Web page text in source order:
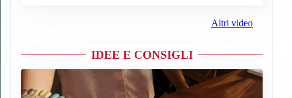
Altri video
IDEE E CONSIGLI